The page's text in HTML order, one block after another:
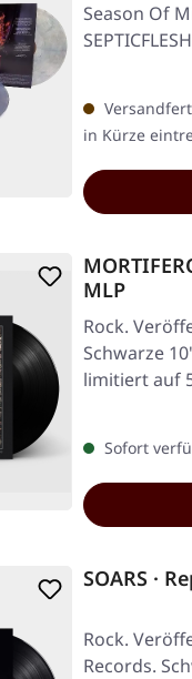
Season Of
in Kürze
MLP
Rock.
Schwarze
limitiert auf
Sofort
SOARS ·
Rock.
Records.